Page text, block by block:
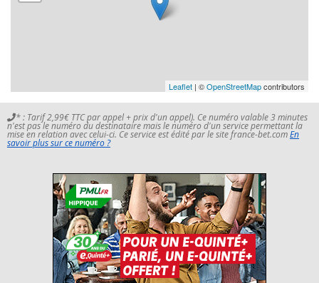
Leaflet | ©OpenStreetMapcontributors
* : Tarif 2,99€ TTC par appel + prix d'un appel). Ce numéro valable 3 minutes
n'est pas le numéro du destinataire mais le numéro d'un service permettant la
mise en relation avec celui-ci. Ce service est édité par le site france-bet.comEn
savoir plus sur ce numéro ?